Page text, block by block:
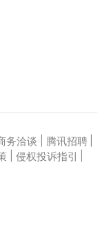
务洽谈 腾讯招聘
侵权投诉指引